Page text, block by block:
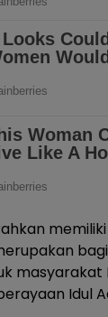
masyarakat
Idul